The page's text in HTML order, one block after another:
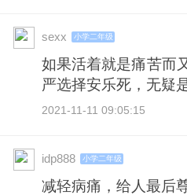
sexx 小学二年级
如果活着就是痛苦而
严选择安乐死，无疑
2021-11-11 09:05:15
idp888 小学二年级
减轻病痛，给人最后